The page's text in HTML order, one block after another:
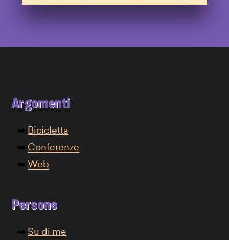
Argomenti
Bicicletta
Conferenze
Web
Persone
Su di me